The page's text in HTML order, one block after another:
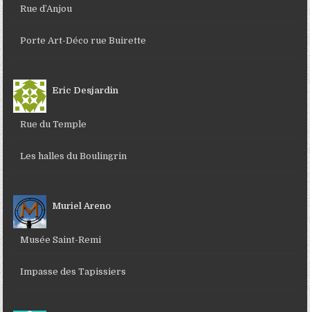
Rue d’Anjou
Porte Art-Déco rue Buirette
Eric Desjardin
Rue du Temple
Les halles du Boulingrin
Muriel Areno
Musée Saint-Remi
Impasse des Tapissiers